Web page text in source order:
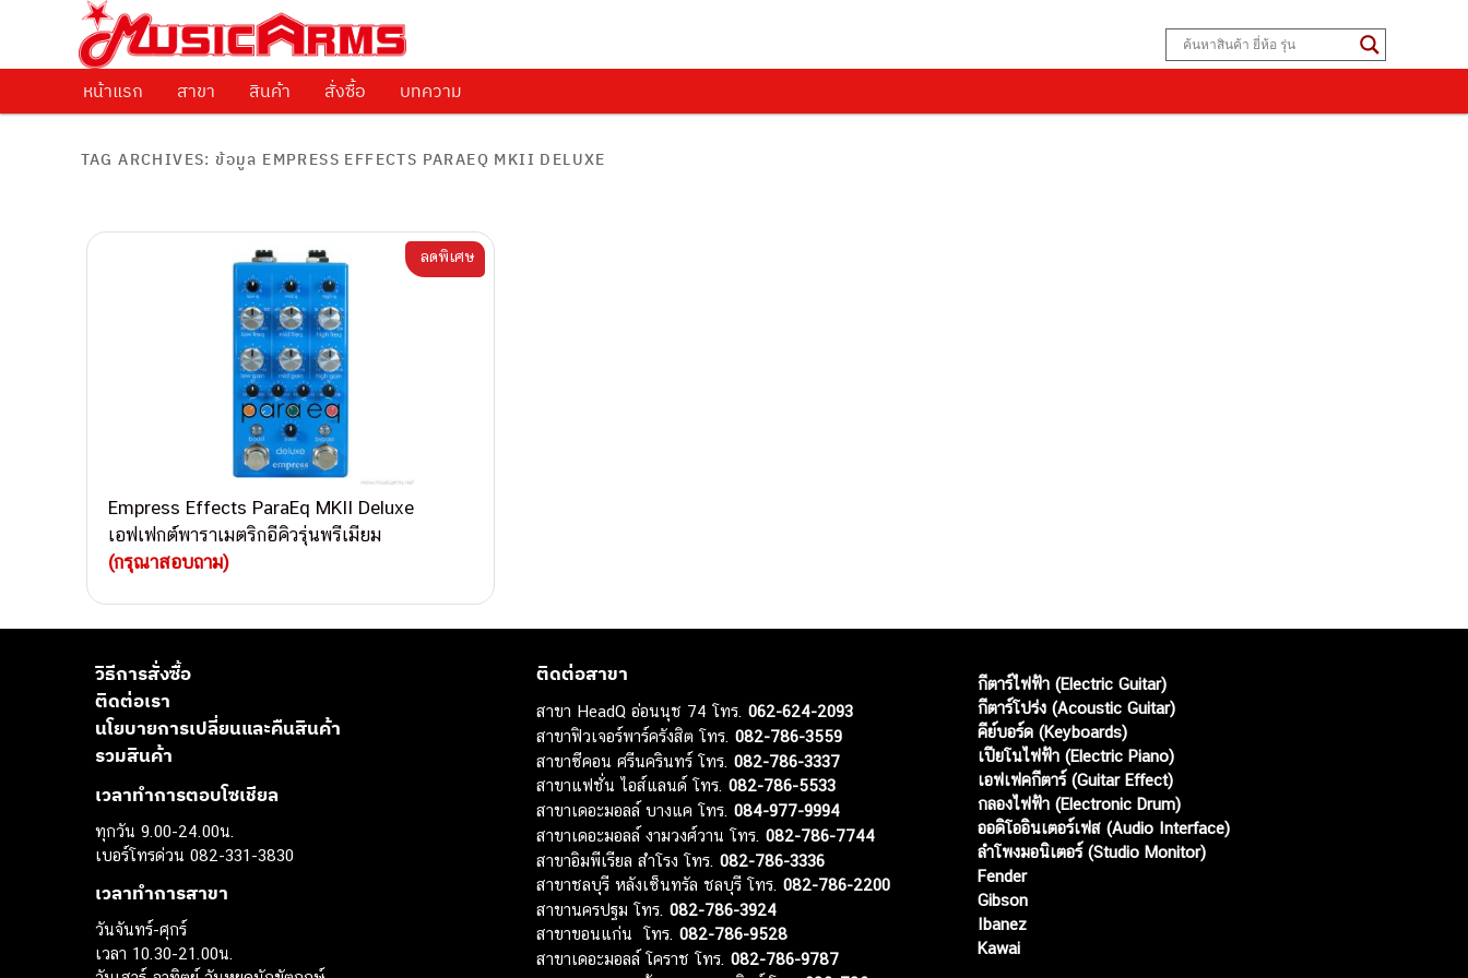
Music Arms
ศูนย์รวมครื่องดนตรีทุกชนิด ตั้งแต่เริ่มต้นถึงมืออาชีพ
Skip to primary content
Skip to secondary content
หน้าแรก สาขา สินค้า สั่งซื้อ บทความ
TAG ARCHIVES:ข้อมูล EMPRESS EFFECTS PARAEQ MKII DELUXE
Empress Effects ParaEq MKII Deluxe
เอฟเฟกต์พาราเมตริกอีคิวรุ่นพรีเมียม
(กรุณาสอบถาม)
ลดพิเศษ
วิธีการสั่งซื้อ
ติดต่อเรา
นโยบายการเปลี่ยนและคืนสินค้า
รวมสินค้า
เวลาทำการตอบโซเชียล
ทุกวัน 9.00-24.00น.
เบอร์โทรด่วน 082-331-3830
เวลาทำการสาขา
วันจันทร์-ศุกร์
เวลา 10.30-21.00น.
ติดต่อสาขา
สาขา HeadQ อ่อนนุช 74 โทร.062-624-2093
สาขาฟิวเจอร์พาร์ครังสิต โทร.082-786-3559
สาขาซีคอน ศรีนครินทร์ โทร.082-786-3337
สาขาแฟชั่น ไอส์แลนด์ โทร.082-786-5533
สาขาเดอะมอลล์ บางแค โทร.084-977-9994
สาขาเดอะมอลล์ งามวงศ์วาน โทร.082-786-7744
สาขาอิมพีเรียล สำโรง โทร.082-786-3336
สาขาชลบุรี หลังเซ็นทรัล ชลบุรี โทร.082-786-2200
สาขานครปฐม โทร.082-786-3924
สาขาขอนแก่น โทร.082-786-9528
สาขาเดอะมอลล์ โคราช โทร.082-786-9787
กีตาร์ไฟฟ้า (Electric Guitar)
กีตาร์โปร่ง (Acoustic Guitar)
คีย์บอร์ด (Keyboards)
เปียโนไฟฟ้า (Electric Piano)
เอฟเฟคกีตาร์ (Guitar Effect)
กลองไฟฟ้า (Electronic Drum)
ออดิโออินเตอร์เฟส (Audio Interface)
ลำโพงมอนิเตอร์ (Studio Monitor)
Fender
Gibson
Ibanez
Kawai